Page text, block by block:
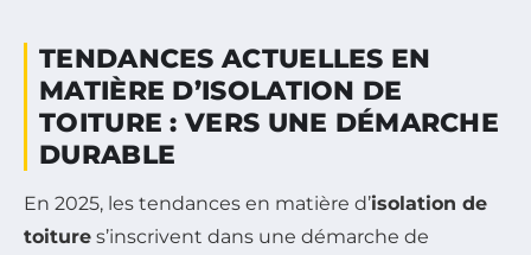
TENDANCES ACTUELLES EN
MATIÈRE D’ISOLATION DE
TOITURE : VERS UNE DÉMARCHE
DURABLE
En 2025, les tendances en matière d’isolation de
toiture s’inscrivent dans une démarche de